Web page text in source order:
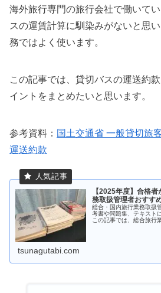
海外旅行専門の旅行会社で働いて
スの運賃計算に馴染みがないと思
務ではよく使います。
この記事では、貸切バスの運送約
イントをまとめたいと思います。
参考資料： 国土交通省 一般貸切旅
運送約款
【2025年度】合格
務取扱管理者おすす
総合・国内旅行業務取扱
考書や問題集、テキスト
この記事では、総合旅行
tsunagutabi.com